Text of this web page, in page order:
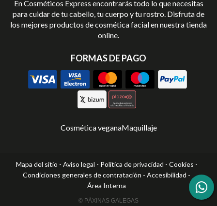
En Cosméticos Express encontrarás todo lo que necesitas
para cuidar de tu cabello, tu cuerpo y tu rostro. Disfruta de
los mejores productos de cosmética facial en nuestra tienda
online.
FORMAS DE PAGO
Cosmética veganaMaquillaje
Mapa del sitio - Aviso legal - Política de privacidad - Cookies -
Condiciones generales de contratación - Accesibilidad -
Área Interna
© PÁXINAS GALEGAS